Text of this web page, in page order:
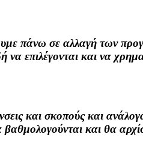
πάνω σε αλλαγή των
να επιλέγονται και να
και σκοπούς και
και θα